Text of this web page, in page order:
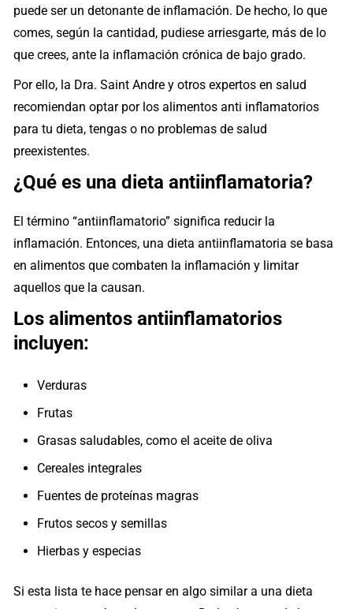
puede ser un detonante de inflamación. De hecho, lo que
comes, según la cantidad, pudiese arriesgarte, más de lo
que crees, ante la inflamación crónica de bajo grado.
Por ello, la Dra. Saint Andre y otros expertos en salud
recomiendan optar por los alimentos anti inflamatorios
para tu dieta, tengas o no problemas de salud
preexistentes.
¿Qué es una dieta antiinflamatoria?
El término “antiinflamatorio” significa reducir la
inflamación. Entonces, una dieta antiinflamatoria se basa
en alimentos que combaten la inflamación y limitar
aquellos que la causan.
Los alimentos antiinflamatorios
incluyen:
Verduras
Frutas
Grasas saludables, como el aceite de oliva
Cereales integrales
Fuentes de proteínas magras
Frutos secos y semillas
Hierbas y especias
Si esta lista te hace pensar en algo similar a una dieta